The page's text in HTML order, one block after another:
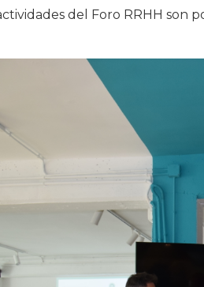
del Foro RRHH son